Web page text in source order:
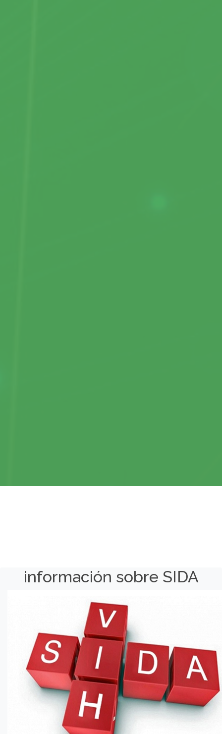
información sobre SIDA